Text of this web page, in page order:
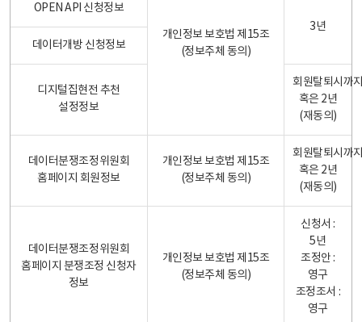
개인정보 보호법 제15조
(정보주체 동의)
OPEN API 신청정보
3년
데이터개방 신청정보
디지털집현전 추천
설정정보
회원탈퇴시까
혹은 2년
(재동의)
데이터분쟁조정위원회
홈페이지 회원정보
개인정보 보호법 제15조
(정보주체 동의)
회원탈퇴시까
혹은 2년
(재동의)
데이터분쟁조정위원회
홈페이지 분쟁조정 신청자
정보
개인정보 보호법 제15조
(정보주체 동의)
신청서 :
5년
조정안 :
영구
조정조서 :
영구